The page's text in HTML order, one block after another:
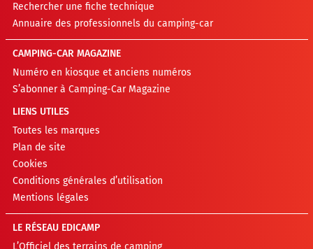
Rechercher une fiche technique
Annuaire des professionnels du camping-car
CAMPING-CAR MAGAZINE
Numéro en kiosque et anciens numéros
S’abonner à Camping-Car Magazine
LIENS UTILES
Toutes les marques
Plan de site
Cookies
Conditions générales d’utilisation
Mentions légales
LE RÉSEAU EDICAMP